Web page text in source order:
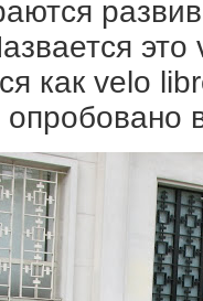
это
как velo